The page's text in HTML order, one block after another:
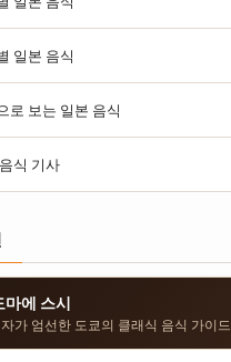
일본 음식
로 보는 일본 음식
식 기사
마에 스시
가 엄선한 도쿄의 클래식 음식 가이드